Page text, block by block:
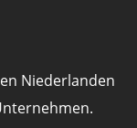
Niederlanden